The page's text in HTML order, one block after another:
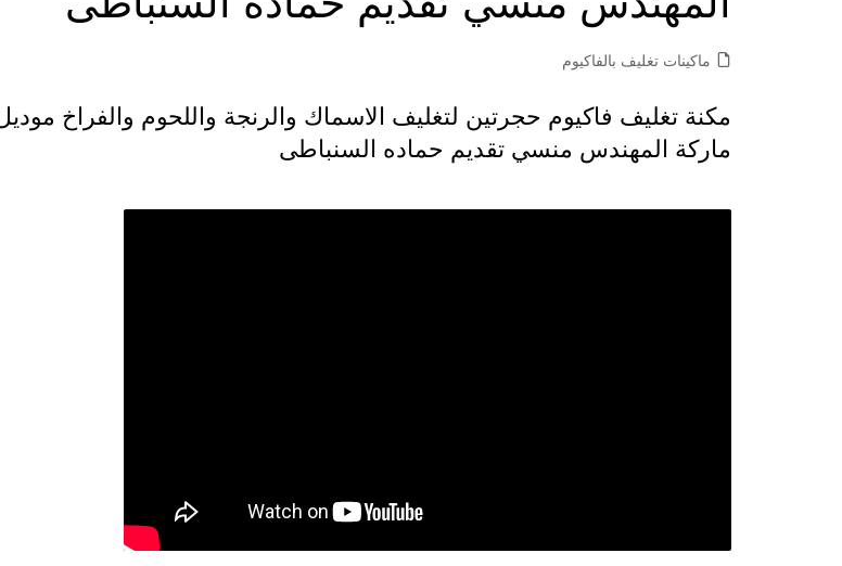
ماكينات تغليف بالفاكيوم
ماركة المهندس منسي تقديم حماده السنباطى